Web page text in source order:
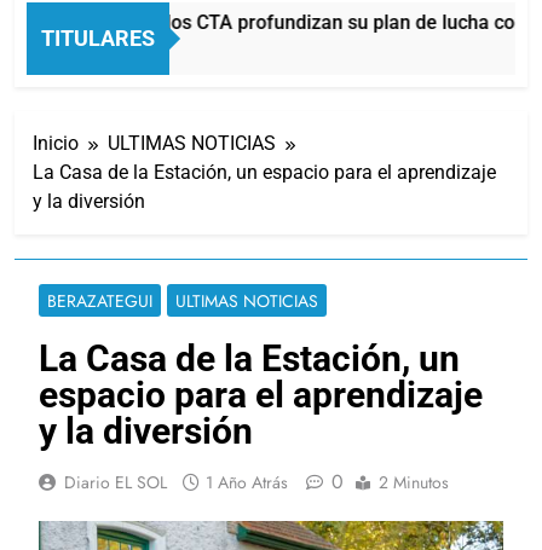
TITULARES
La CGT y las dos CTA profundizan su plan de lucha con
29 Minutos Atrás
Inicio
ULTIMAS NOTICIAS
La Casa de la Estación, un espacio para el aprendizaje
y la diversión
BERAZATEGUI ULTIMAS NOTICIAS
La Casa de la Estación, un
espacio para el aprendizaje
y la diversión
Diario EL SOL 1 Año Atrás 0 2 Minutos